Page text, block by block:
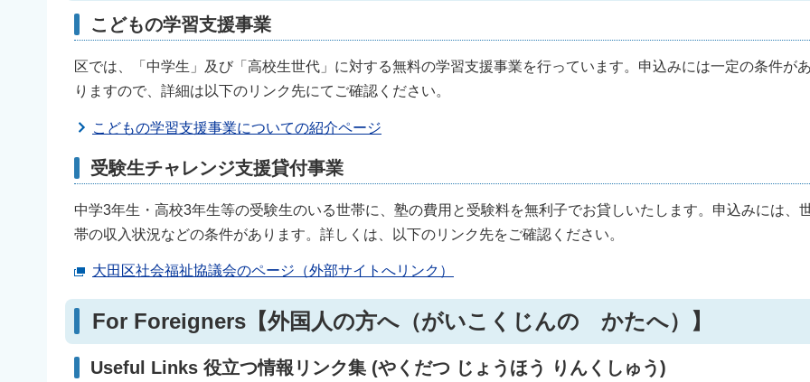
こどもの学習支援事業
区では、「中学生」及び「高校生世代」に対する無料の学習支援事業を行っています。申込みには一定の条件が
りますので、詳細は以下のリンク先にてご確認ください。
こどもの学習支援事業についての紹介ページ
受験生チャレンジ支援貸付事業
中学3年生・高校3年生等の受験生のいる世帯に、塾の費用と受験料を無利子でお貸しいたします。申込みには、
帯の収入状況などの条件があります。詳しくは、以下のリンク先をご確認ください。
大田区社会福祉協議会のページ（外部サイトへリンク）
For Foreigners【外国人の方へ（がいこくじんの かたへ）】
Useful Links 役立つ情報リンク集 (やくだつ じょうほう りんくしゅう)